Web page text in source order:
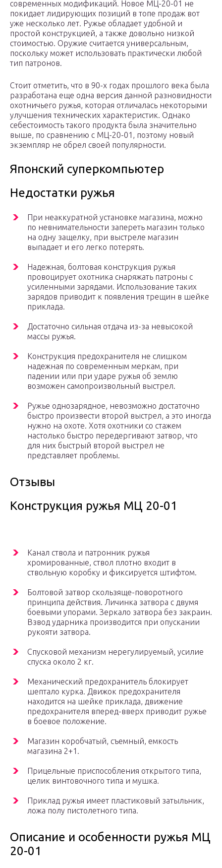
современных модификаций. Новое МЦ-20-01 не
покидает лидирующих позиций в топе продаж вот
уже несколько лет. Ружье обладает удобной и
простой конструкцией, а также довольно низкой
стоимостью. Оружие считается универсальным,
поскольку может использовать практически любой
тип патронов.
Стоит отметить, что в 90-х годах прошлого века была
разработана еще одна версия данной разновидности
охотничьего ружья, которая отличалась некоторыми
улучшения технических характеристик. Однако
себестоимость такого продукта была значительно
выше, по сравнению с МЦ-20-01, поэтому новый
экземпляр не обрел своей популярности.
Японский суперкомпьютер
Недостатки ружья
При неаккуратной установке магазина, можно
по невнимательности запереть магазин только
на одну защелку, при выстреле магазин
выпадает и его легко потерять.
Надежная, болтовая конструкция ружья
провоцирует охотника снаряжать патроны с
усиленными зарядами. Использование таких
зарядов приводит к появления трещин в шейке
приклада.
Достаточно сильная отдача из-за невысокой
массы ружья.
Конструкция предохранителя не слишком
надежная по современным меркам, при
падении или при ударе ружья об землю
возможен самопроизвольный выстрел.
Ружье однозарядное, невозможно достаточно
быстро произвести второй выстрел, а это иногда
нужно на охоте. Хотя охотники со стажем
настолько быстро передергивают затвор, что
для них быстрый второй выстрел не
представляет проблемы.
Отзывы
Конструкция ружья МЦ 20-01
Канал ствола и патронник ружья
хромированные, ствол плотно входит в
ствольную коробку и фиксируется штифтом.
Болтовой затвор скользяще-поворотного
принципа действия. Личинка затвора с двумя
боевыми упорами. Зеркало затвора без закраин.
Взвод ударника производится при опускании
рукояти затвора.
Спусковой механизм нерегулируемый, усилие
спуска около 2 кг.
Механический предохранитель блокирует
шептало курка. Движок предохранителя
находится на шейке приклада, движение
предохранителя вперед-вверх приводит ружье
в боевое положение.
Магазин коробчатый, съемный, емкость
магазина 2+1.
Прицельные приспособления открытого типа,
целик винтовочного типа и мушка.
Приклад ружья имеет пластиковый затыльник,
ложа полу пистолетного типа.
Описание и особенности ружья МЦ
20-01